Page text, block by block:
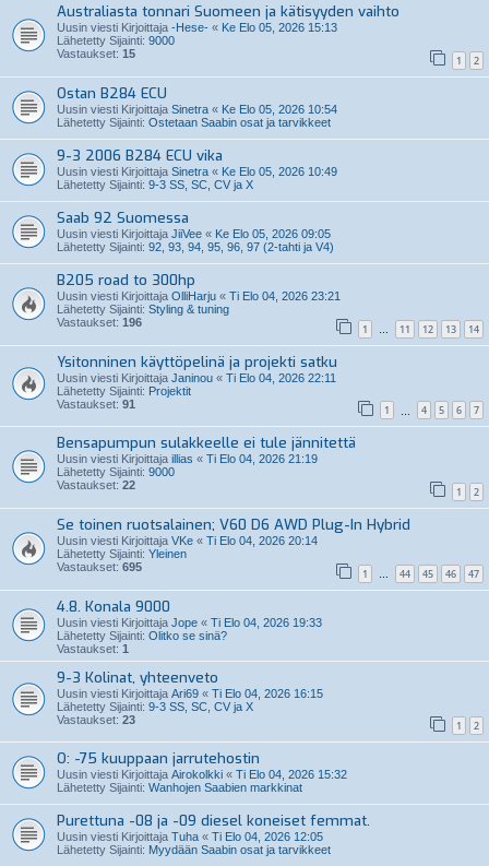
Australiasta tonnari Suomeen ja kätisyyden vaihto
Uusin viesti Kirjoittaja -Hese- « Ke Elo 05, 2026 15:13
Lähetetty Sijainti: 9000
Vastaukset: 15 1 2
Ostan B284 ECU
Uusin viesti Kirjoittaja Sinetra « Ke Elo 05, 2026 10:54
Lähetetty Sijainti: Ostetaan Saabin osat ja tarvikkeet
9-3 2006 B284 ECU vika
Uusin viesti Kirjoittaja Sinetra « Ke Elo 05, 2026 10:49
Lähetetty Sijainti: 9-3 SS, SC, CV ja X
Saab 92 Suomessa
Uusin viesti Kirjoittaja JiiVee « Ke Elo 05, 2026 09:05
Lähetetty Sijainti: 92, 93, 94, 95, 96, 97 (2-tahti ja V4)
B205 road to 300hp
Uusin viesti Kirjoittaja OlliHarju « Ti Elo 04, 2026 23:21
Lähetetty Sijainti: Styling & tuning
Vastaukset: 196 1 … 11 12 13 14
Ysitonninen käyttöpelinä ja projekti satku
Uusin viesti Kirjoittaja Janinou « Ti Elo 04, 2026 22:11
Lähetetty Sijainti: Projektit
Vastaukset: 91 1 4 5 6 7
Bensapumpun sulakkeelle ei tule jännitettä
Uusin viesti Kirjoittaja illias « Ti Elo 04, 2026 21:19
Lähetetty Sijainti: 9000
Vastaukset: 22 1 2
Se toinen ruotsalainen; V60 D6 AWD Plug-In Hybrid
Uusin viesti Kirjoittaja VKe « Ti Elo 04, 2026 20:14
Lähetetty Sijainti: Yleinen
Vastaukset: 695 1 … 44 45 46 47
4.8. Konala 9000
Uusin viesti Kirjoittaja Jope « Ti Elo 04, 2026 19:33
Lähetetty Sijainti: Olitko se sinä?
Vastaukset: 1
9-3 Kolinat, yhteenveto
Uusin viesti Kirjoittaja Ari69 « Ti Elo 04, 2026 16:15
Lähetetty Sijainti: 9-3 SS, SC, CV ja X
Vastaukset: 23 1 2
O: -75 kuuppaan jarrutehostin
Uusin viesti Kirjoittaja Airokolkki « Ti Elo 04, 2026 15:32
Lähetetty Sijainti: Wanhojen Saabien markkinat
Purettuna -08 ja -09 diesel koneiset femmat.
Uusin viesti Kirjoittaja Tuha « Ti Elo 04, 2026 12:05
Lähetetty Sijainti: Myydään Saabin osat ja tarvikkeet